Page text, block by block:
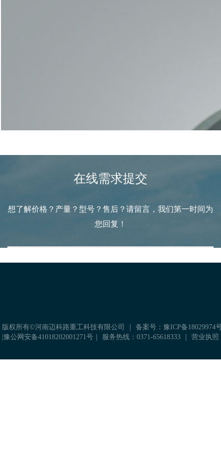
科学的方案规划，严谨的设备加工
在线需求提交
想了解价格？产量？型号？售后？请留言，我们第一时间为
您回复！
版权所有©河南迈科路重工科技有限公司 ｜ 备案号：豫ICP备18029974
|豫公网安备41018202001271号 ｜ 服务热线：0371-65618333 ｜ 营业执照